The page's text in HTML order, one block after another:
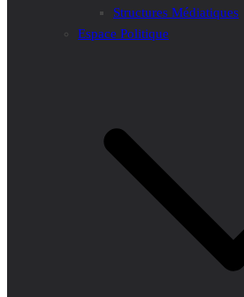
Structures Médiatiques
Espace Politique